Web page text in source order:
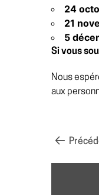
24
21
5
Si vous
Nous
aux